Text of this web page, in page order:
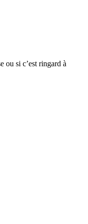
ou si c’est ringard à